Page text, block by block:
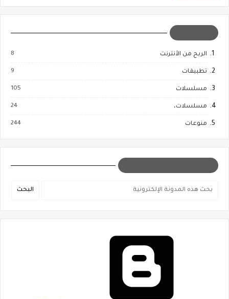
الربح من الأنترنت 8
تطبيقات 9
مسلسلات 105
مسلسلات، 24
منوعات 244